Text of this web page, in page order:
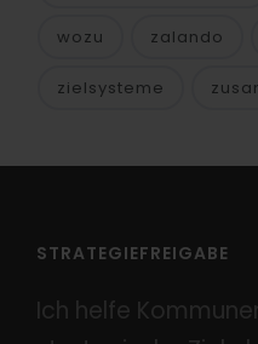
wozu zalando
zielsysteme
STRATEGIEFREIGABE
Ich helfe